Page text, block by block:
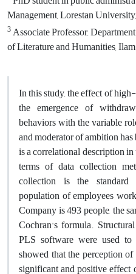
Management, Lorestan
3Associate Professor,
of Literature and Humanities,
In this study, the effect of
the emergence of
behaviors with the variable
and moderator of ambition
is a correlational description
terms of data collection
collection is the standard
population of employees
Company is 493 people, the
Cochran's formula.
PLS software were used
showed that the perception
significant and positive